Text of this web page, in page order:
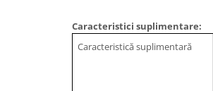
Caracteristici suplimentare:
Caracteristică suplimentară